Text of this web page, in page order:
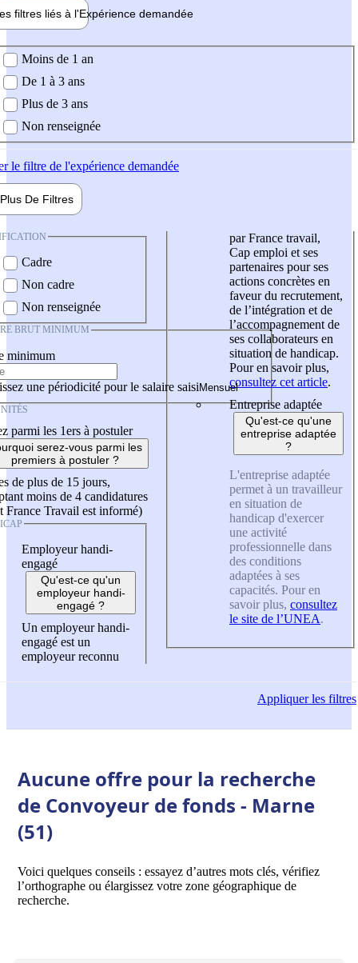
filtres liés à l'Expérience demandée
demandée
Moins de 1 an
De 1 à 3 ans
Plus de 3 ans
Non renseignée
le filtre de l'expérience demandée
Plus De Filtres
Cadre
Non cadre
Non renseignée
BRUT MINIMUM
minimum
une périodicité pour le salaire saisi
parmi les 1ers à postuler
serez-vous parmi les
premiers à postuler ?
de plus de 15 jours,
moins de 4 candidatures
France Travail est informé)
Employeur handi-
engagé
Qu'est-ce qu'un
employeur handi-
engagé ?
Un employeur handi-
engagé est un
employeur reconnu
par France travail,
Cap emploi et ses
partenaires pour ses
actions concrètes en
faveur du recrutement,
de l’intégration et de
l’accompagnement de
ses collaborateurs en
situation de handicap.
Pour en savoir plus,
consultez cet article.
Entreprise adaptée
Qu'est-ce qu'une
entreprise adaptée
?
L'entreprise adaptée
permet à un travailleur
en situation de
handicap d'exercer
une activité
professionnelle dans
des conditions
adaptées à ses
capacités. Pour en
savoir plus, consultez
le site de l’UNEA.
Appliquerles filtres
Aucune offre pour la recherche
de Convoyeur de fonds - Marne
(51)
Voici quelques conseils : essayez d’autres mots clés, vérifiez
l’orthographe ou élargissez votre zone géographique de
recherche.